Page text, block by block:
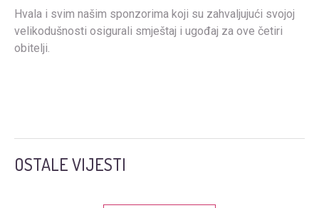
Hvala i svim našim sponzorima koji su zahvaljujući svojoj
velikodušnosti osigurali smještaj i ugođaj za ove četiri
obitelji.
OSTALE VIJESTI